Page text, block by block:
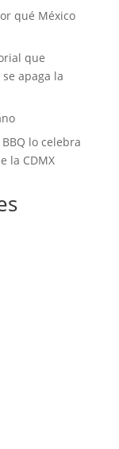
qué México
que
apaga la
lo celebra
la CDMX